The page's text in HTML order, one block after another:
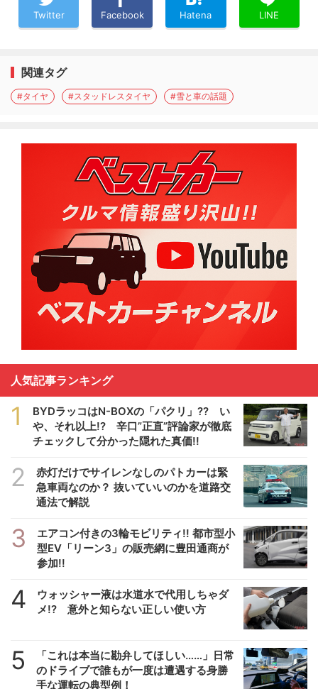
Twitter Facebook Hatena LINE
関連タグ
#タイヤ #スタッドレスタイヤ #雪と車の話題
人気記事ランキング
1
BYDラッコはN-BOXの「パクリ」?? い
や、それ以上!? 辛口”正直”評論家が徹底
チェックして分かった隠れた真価!!
2
赤灯だけでサイレンなしのパトカーは緊
急車両なのか？ 抜いていいのかを道路交
通法で解説
3
エアコン付きの3輪モビリティ!! 都市型小
型EV「リーン3」の販売網に豊田通商が
参加!!
4
ウォッシャー液は水道水で代用しちゃダ
メ!? 意外と知らない正しい使い方
5
「これは本当に勘弁してほしい……」日常
のドライブで誰もが一度は遭遇する身勝
手な運転の典型例！